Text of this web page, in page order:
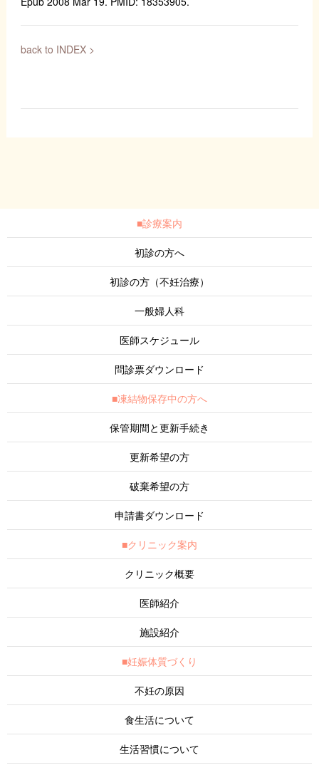
back to INDEX >
■診療案内
初診の方へ
初診の方（不妊治療）
一般婦人科
医師スケジュール
問診票ダウンロード
■凍結物保存中の方へ
保管期間と更新手続き
更新希望の方
破棄希望の方
申請書ダウンロード
■クリニック案内
クリニック概要
医師紹介
施設紹介
■妊娠体質づくり
不妊の原因
食生活について
生活習慣について